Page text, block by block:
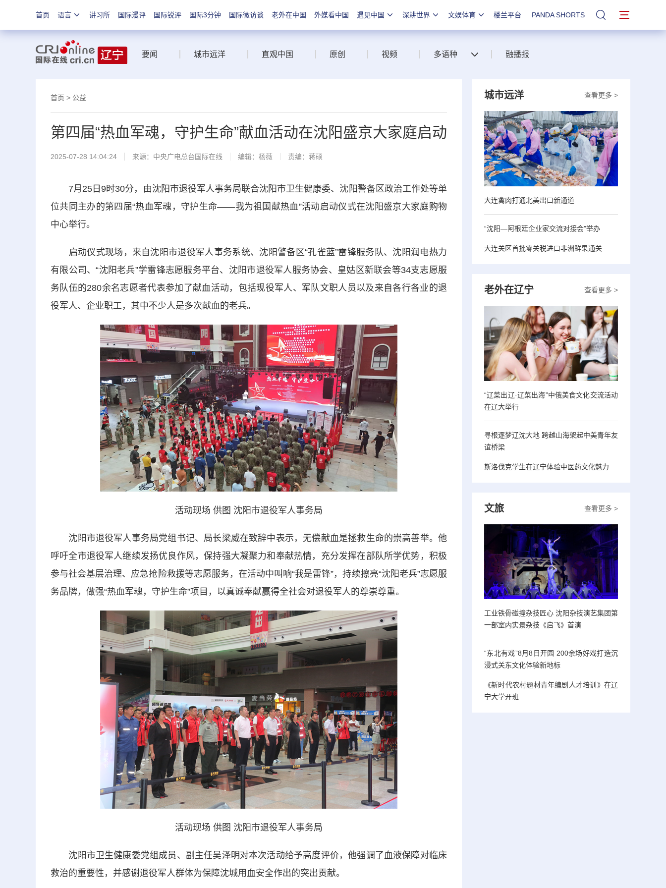
首页 语言 讲习所 国际漫评 国际锐评 国际3分钟 国际微访谈 老外在中国 外媒看中国 遇见中国 深耕世界 文娱体育 楼兰平台 PANDA SHORTS 站内搜索
要闻 城市远洋 直观中国 原创 视频 多语种 融播报
首页 > 公益
第四届“热血军魂，守护生命”献血活动在沈阳盛京大家庭启动
2025-07-28 14:04:24 来源：中央广电总台国际在线 编辑：杨薇 责编：蒋硕
7月25日9时30分，由沈阳市退役军人事务局联合沈阳市卫生健康委、沈阳警备区政治工作处等单
位共同主办的第四届“热血军魂，守护生命——我为祖国献热血”活动启动仪式在沈阳盛京大家庭购物
中心举行。
启动仪式现场，来自沈阳市退役军人事务系统、沈阳警备区“孔雀蓝”雷锋服务队、沈阳润电热力
有限公司、“沈阳老兵”学雷锋志愿服务平台、沈阳市退役军人服务协会、皇姑区新联会等34支志愿服
务队伍的280余名志愿者代表参加了献血活动，包括现役军人、军队文职人员以及来自各行各业的退
役军人、企业职工，其中不少人是多次献血的老兵。
活动现场 供图 沈阳市退役军人事务局
沈阳市退役军人事务局党组书记、局长梁威在致辞中表示，无偿献血是拯救生命的崇高善举。他
呼吁全市退役军人继续发扬优良作风，保持强大凝聚力和奉献热情，充分发挥在部队所学优势，积极
参与社会基层治理、应急抢险救援等志愿服务，在活动中叫响“我是雷锋”，持续擦亮“沈阳老兵”志愿服
务品牌，做强“热血军魂，守护生命”项目，以真诚奉献赢得全社会对退役军人的尊崇尊重。
活动现场 供图 沈阳市退役军人事务局
沈阳市卫生健康委党组成员、副主任吴泽明对本次活动给予高度评价，他强调了血液保障对临床
救治的重要性，并感谢退役军人群体为保障沈城用血安全作出的突出贡献。
查看更多 >
城市远洋
大连禽肉打通北美出口新通道
“沈阳—阿根廷企业家交流对接会”举办
大连关区首批零关税进口非洲鲜果通关
查看更多 >
老外在辽宁
“辽菜出辽·辽菜出海”中俄美食文化交流活动
在辽大举行
寻根逐梦辽沈大地 跨越山海架起中美青年友
谊桥梁
斯洛伐克学生在辽宁体验中医药文化魅力
查看更多 >
文旅
工业铁骨碰撞杂技匠心 沈阳杂技演艺集团第
一部室内实景杂技《启飞》首演
“东北有戏”8月8日开园 200余场好戏打造沉
浸式关东文化体验新地标
《新时代农村题材青年编剧人才培训》在辽
宁大学开班